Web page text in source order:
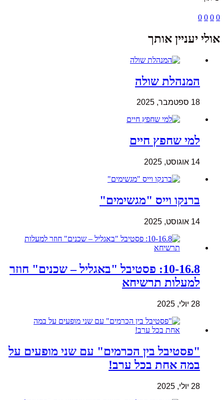
0
0
0
0
אולי יעניין אותך
המנהלת שולה
18 ספטמבר, 2025
למי שחפץ חיים
14 אוגוסט, 2025
ברנקו וייס "מגשימים"
14 אוגוסט, 2025
10-16.8: פסטיבל "באגליל – שכנים" חוזר
למעלות תרשיחא
28 יולי, 2025
"פסטיבל בין הכרמים" עם שני מופעים על
במה אחת בכל ערב!
28 יולי, 2025